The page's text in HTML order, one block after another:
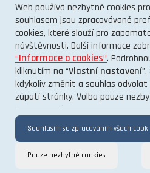
O
TENTO INFORMAČNÍ WEB VÁM PŘINÁŠÍ
Web používá nezbytné cookies
souhlasem jsou zpracovávané
cookies, které slouží pro
návštěvnosti. Další informace
“Informace o cookies”.
kliknutím na “Vlastní nastavení
kdykoliv změnit a souhlas odvolat
zápatí stránky. Volba pouze
vliv na funkčnost a výkon stránek.
Souhlasím se zpracováním všech
Pouze nezbytné cookies